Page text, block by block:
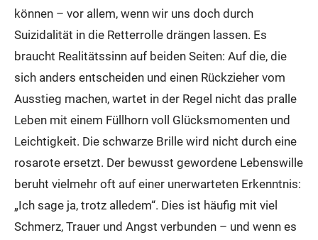
können – vor allem, wenn wir uns doch durch
Suizidalität in die Retterrolle drängen lassen. Es
braucht Realitätssinn auf beiden Seiten: Auf die, die
sich anders entscheiden und einen Rückzieher vom
Ausstieg machen, wartet in der Regel nicht das pralle
Leben mit einem Füllhorn voll Glücksmomenten und
Leichtigkeit. Die schwarze Brille wird nicht durch eine
rosarote ersetzt. Der bewusst gewordene Lebenswille
beruht vielmehr oft auf einer unerwarteten Erkenntnis:
„Ich sage ja, trotz alledem“. Dies ist häufig mit viel
Schmerz, Trauer und Angst verbunden – und wenn es